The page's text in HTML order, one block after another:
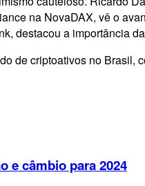
na NovaDAX, vê o
destacou a importância
de criptoativos no
e câmbio para 2024